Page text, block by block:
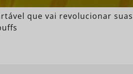
que vai revolucionar